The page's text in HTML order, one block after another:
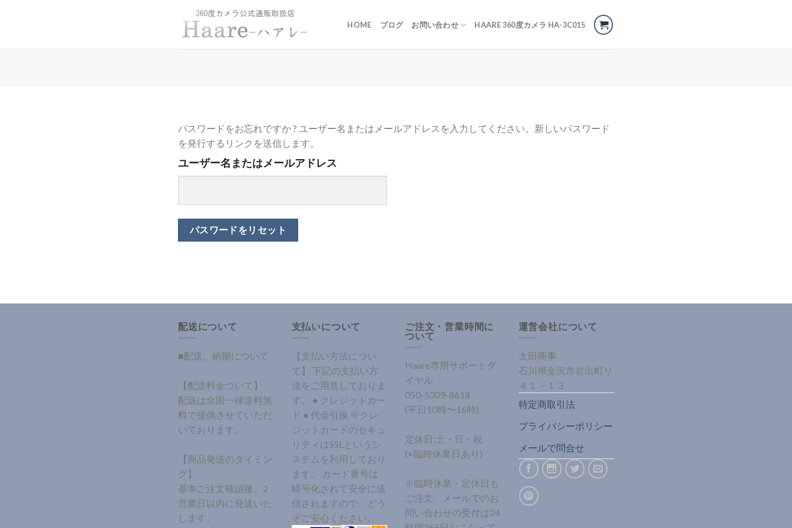
HOME ブログ お問い合わせ HAARE 360度カメラ HA-3C015
パスワードをお忘れですか ? ユーザー名またはメールアドレスを入力してください。新しいパスワード
を発行するリンクを送信します。
ユーザー名またはメールアドレス
パスワードをリセット
配送について
■配送、納期について
【配送料金ついて】
配送は全国一律送料無
料で提供させていただ
いております。
【商品発送のタイミン
グ】
基本ご注文確認後、2
営業日以内に発送いた
します。
支払いについて
【支払い方法につい
て】 下記の支払い方
法をご用意しておりま
す。 ● クレジットカー
ド ● 代金引換 ※クレ
ジットカードのセキュ
リティはSSLというシ
ステムを利用しており
ます。 カード番号は
暗号化されて安全に送
信されますので、どう
ぞご安心ください。
ご注文・営業時間に
ついて
Haare専用サポートダ
イヤル
050-5309-8618
(平日10時〜16時)
定休日:土・日・祝
(+臨時休業日あり)
※臨時休業・定休日も
ご注文、メールでのお
問い合わせの受付は24
運営会社について
太田商事
石川県金沢市岩出町リ
４１－１３
特定商取引法
プライバシーポリシー
メールで問合せ